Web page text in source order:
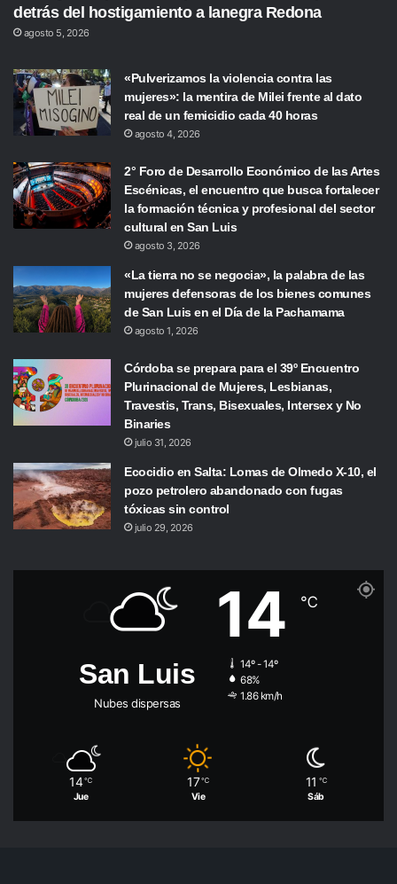
detrás del hostigamiento a lanegra Redona
agosto 5, 2026
«Pulverizamos la violencia contra las
mujeres»: la mentira de Milei frente al dato
real de un femicidio cada 40 horas
agosto 4, 2026
2° Foro de Desarrollo Económico de las Artes
Escénicas, el encuentro que busca fortalecer
la formación técnica y profesional del sector
cultural en San Luis
agosto 3, 2026
«La tierra no se negocia», la palabra de las
mujeres defensoras de los bienes comunes
de San Luis en el Día de la Pachamama
agosto 1, 2026
Córdoba se prepara para el 39º Encuentro
Plurinacional de Mujeres, Lesbianas,
Travestis, Trans, Bisexuales, Intersex y No
Binaries
julio 31, 2026
Ecocidio en Salta: Lomas de Olmedo X-10, el
pozo petrolero abandonado con fugas
tóxicas sin control
julio 29, 2026
San Luis
Nubes dispersas
14 ℃
14º - 14º
68%
1.86 km/h
14 ℃
Jue
17 ℃
Vie
11 ℃
Sáb